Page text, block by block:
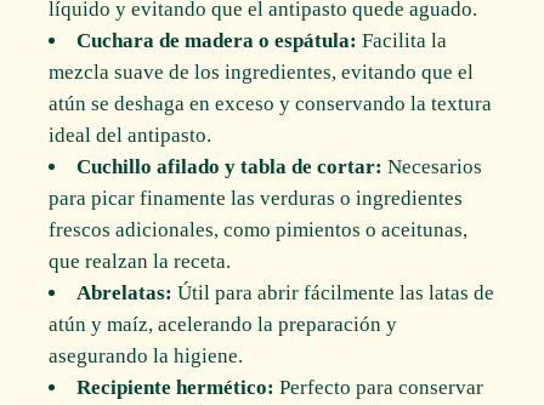
líquido y evitando que el antipasto quede aguado.
Cuchara de madera o espátula: Facilita la
mezcla suave de los ingredientes, evitando que el
atún se deshaga en exceso y conservando la textura
ideal del antipasto.
Cuchillo afilado y tabla de cortar: Necesarios
para picar finamente las verduras o ingredientes
frescos adicionales, como pimientos o aceitunas,
que realzan la receta.
Abrelatas: Útil para abrir fácilmente las latas de
atún y maíz, acelerando la preparación y
asegurando la higiene.
Recipiente hermético: Perfecto para conservar